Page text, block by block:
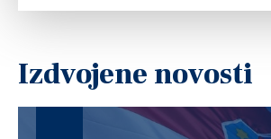
Izdvojene novosti